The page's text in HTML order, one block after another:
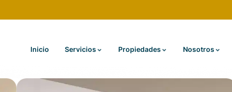
Inicio Servicios Propiedades Nosotros